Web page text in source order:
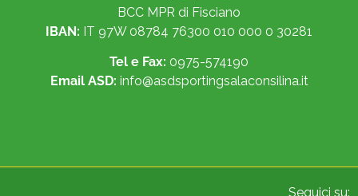
BCC MPR di Fisciano
IBAN: IT 97W 08784 76300 010 000 0 30281
Tel e Fax: 0975-574190
Email ASD: info@asdsportingsalaconsilina.it
Seguici su: